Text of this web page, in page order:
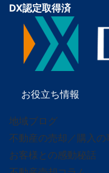
DX認定取得済
お役立ち情報
地域ブログ
不動産の売却／購入の
お客様との感動秘話